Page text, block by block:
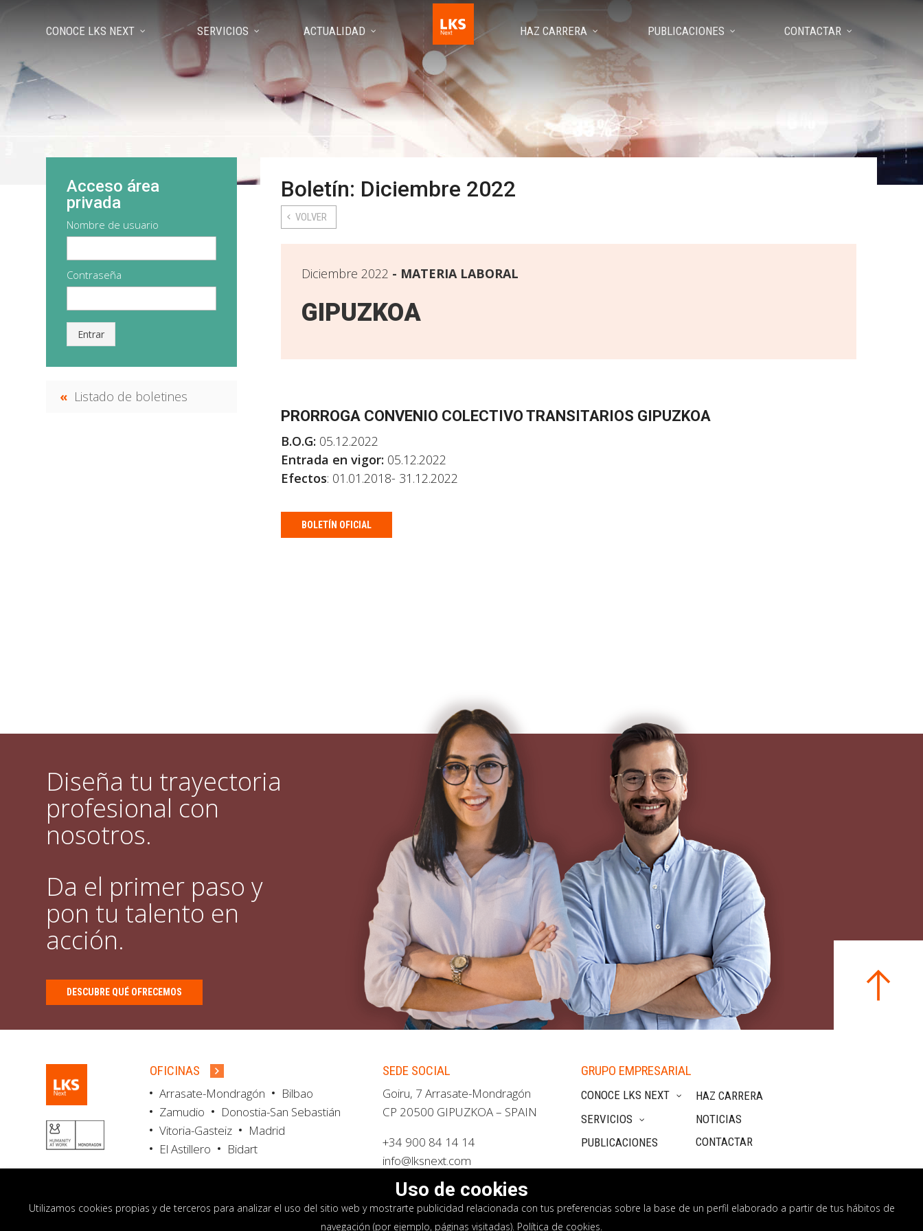
CONOCE LKS NEXT SERVICIOS ACTUALIDAD HAZ CARRERA PUBLICACIONES CONTACTAR
Boletín: Diciembre 2022
VOLVER
Diciembre 2022 MATERIA LABORAL
GIPUZKOA
PRORROGA CONVENIO COLECTIVO TRANSITARIOS GIPUZKOA
B.O.G: 05.12.2022
Entrada en vigor: 05.12.2022
Efectos: 01.01.2018- 31.12.2022
BOLETÍN OFICIAL
Acceso área
privada
Nombre de usuario
Contraseña
Entrar
Listado de boletines
Diseña tu trayectoria
profesional con
nosotros.
Da el primer paso y
pon tu talento en
acción.
DESCUBRE QUÉ OFRECEMOS
OFICINAS
Arrasate-Mondragón
Bilbao
Zamudio
Donostia-San Sebastián
Vitoria-Gasteiz
Madrid
El Astillero
Bidart
SEDE SOCIAL
Goiru, 7 Arrasate-Mondragón
CP 20500 GIPUZKOA – SPAIN
+34 900 84 14 14
info@lksnext.com
GRUPO EMPRESARIAL
CONOCE LKS NEXT
SERVICIOS
PUBLICACIONES
HAZ CARRERA
NOTICIAS
CONTACTAR
Uso de cookies
Utilizamos cookies propias y de terceros para analizar el uso del sitio web y mostrarte publicidad relacionada con tus preferencias sobre la base de un perfil elaborado a partir de tus hábitos de
navegación (por ejemplo, páginas visitadas). Política de cookies.